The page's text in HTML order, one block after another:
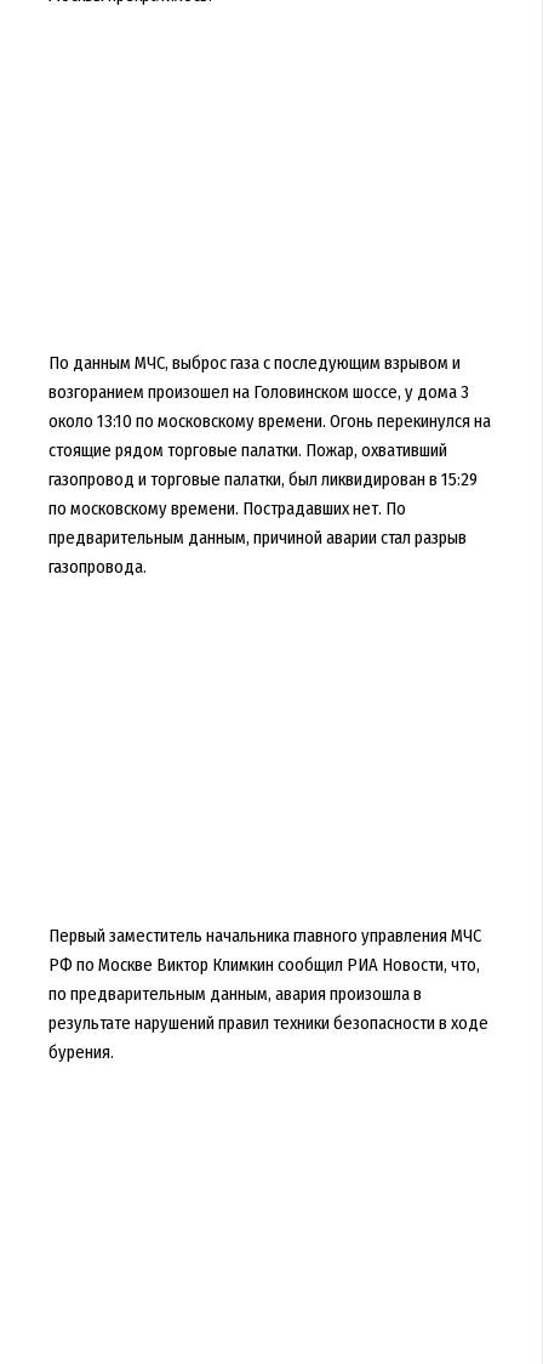
По данным МЧС, выброс газа с последующим взрывом и
возгоранием произошел на Головинском шоссе, у дома 3
около 13:10 по московскому времени. Огонь перекинулся на
стоящие рядом торговые палатки. Пожар, охвативший
газопровод и торговые палатки, был ликвидирован в 15:29
по московскому времени. Пострадавших нет. По
предварительным данным, причиной аварии стал разрыв
газопровода.
Первый заместитель начальника главного управления МЧС
РФ по Москве Виктор Климкин сообщил РИА Новости, что,
по предварительным данным, авария произошла в
результате нарушений правил техники безопасности в ходе
бурения.